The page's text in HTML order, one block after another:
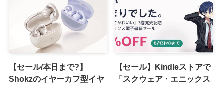
【セール/本日まで?】
Shokzのイヤーカフ型イヤ
【セール】Kindleストアで
「スクウェア・エニックス